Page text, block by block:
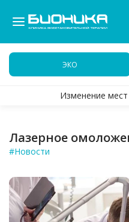
ЭКО
Изменение мест
Лазерное
#Новости